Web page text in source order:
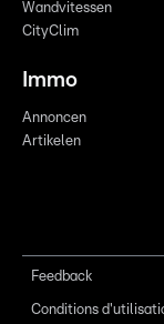
Wandvitessen
CityClim
Immo
Annoncen
Artikelen
Feedback
Conditions